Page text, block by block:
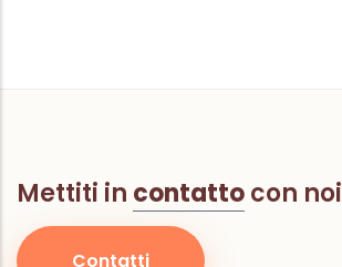
Mettiti in contattocon noi
Contatti